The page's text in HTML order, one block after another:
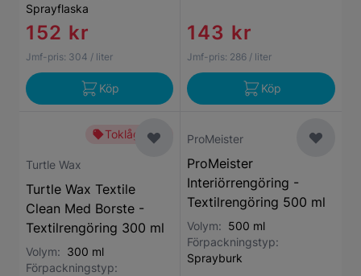
Sprayflaska
152 kr
Jmf-pris: 304 / liter
Köp
143 kr
Jmf-pris: 286 / liter
Köp
Toklågt pris
Turtle Wax
Turtle Wax Textile
Clean Med Borste -
Textilrengöring 300 ml
Volym: 300 ml
Förpackningstyp:
ProMeister
ProMeister
Interiörrengöring -
Textilrengöring 500 ml
Volym: 500 ml
Förpackningstyp:
Sprayburk